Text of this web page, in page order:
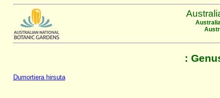
:
Dumortiera hirsuta